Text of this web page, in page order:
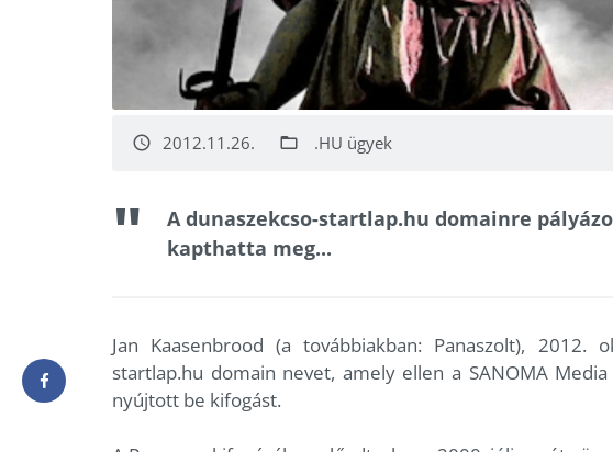
access_time 2012.11.26. folder_open .HU ügyek
A dunaszekcso-startlap.hu domainre
kapthatta meg...
Jan Kaasenbrood (a továbbiakban: Panaszolt), 2012.
startlap.hu domain nevet, amely ellen a SANOMA
nyújtott be kifogást.